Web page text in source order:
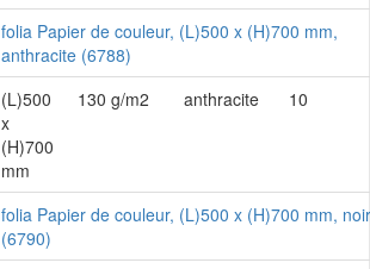
folia Papier de couleur, (L)500 x (H)700 mm,
anthracite (6788)
(L)500
x
(H)700
mm
130 g/m2 anthracite 10
folia Papier de couleur, (L)500 x (H)700 mm, noir
(6790)